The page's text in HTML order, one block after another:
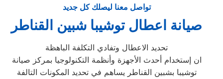
تواصل معنا ليصلك كل جديد
صيانة اعطال توشيبا شبين القناطر
تحديد الاعطال وتفادي التكلفة الباهظة
ان إستخدام أحدث الأجهزة وأنظمة التكنولوجيا بمركز صيانة
توشيبا بشبين القناطر يساهم في تحديد المكونات التالفة